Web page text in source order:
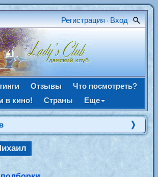
Регистрация • Вход
Отзывы
Что посмотреть?
в кино!
Страны Еще